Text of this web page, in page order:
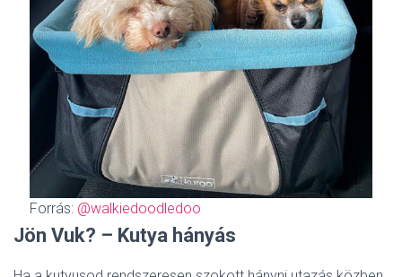
Forrás: @walkiedoodledoo
Jön Vuk? – Kutya hányás